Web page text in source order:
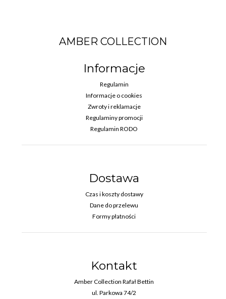
AMBER COLLECTION
Informacje
Regulamin
Informacje o cookies
Zwroty i reklamacje
Regulaminy promocji
Regulamin RODO
Dostawa
Czas i koszty dostawy
Dane do przelewu
Formy płatności
Kontakt
Amber Collection Rafał Bettin
ul. Parkowa 74/2